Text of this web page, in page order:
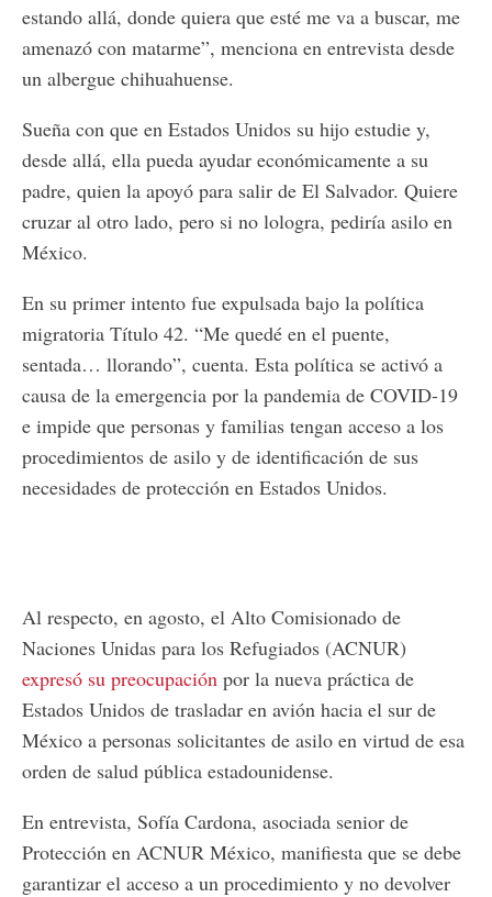
estando allá, donde quiera que esté me va a buscar, me
amenazó con matarme”, menciona en entrevista desde
un albergue chihuahuense.
Sueña con que en Estados Unidos su hijo estudie y,
desde allá, ella pueda ayudar económicamente a su
padre, quien la apoyó para salir de El Salvador. Quiere
cruzar al otro lado, pero si no lologra, pediría asilo en
México.
En su primer intento fue expulsada bajo la política
migratoria Título 42. “Me quedé en el puente,
sentada… llorando”, cuenta. Esta política se activó a
causa de la emergencia por la pandemia de COVID-19
e impide que personas y familias tengan acceso a los
procedimientos de asilo y de identificación de sus
necesidades de protección en Estados Unidos.
Al respecto, en agosto, el Alto Comisionado de
Naciones Unidas para los Refugiados (ACNUR)
expresó su preocupación por la nueva práctica de
Estados Unidos de trasladar en avión hacia el sur de
México a personas solicitantes de asilo en virtud de esa
orden de salud pública estadounidense.
En entrevista, Sofía Cardona, asociada senior de
Protección en ACNUR México, manifiesta que se debe
garantizar el acceso a un procedimiento y no devolver